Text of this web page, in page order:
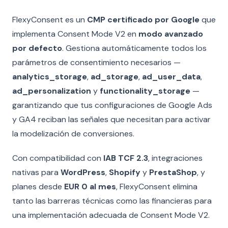
FlexyConsent es un CMP certificado por Googleque
implementa Consent Mode V2 en modo avanzado
por defecto. Gestiona automáticamente todos los
parámetros de consentimiento necesarios —
analytics_storage, ad_storage, ad_user_data,
ad_personalization y functionality_storage —
garantizando que tus configuraciones de Google Ads
y GA4 reciban las señales que necesitan para activar
la modelización de conversiones.
Con compatibilidad con IAB TCF 2.3, integraciones
nativas para WordPress, Shopifyy PrestaShop, y
planes desde EUR 0 al mes, FlexyConsent elimina
tanto las barreras técnicas como las financieras para
una implementación adecuada de Consent Mode V2.